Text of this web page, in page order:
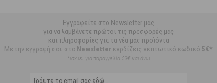
Εγγραφείτε στο Newsletter μας
για να λαμβάνετε πρώτοι τις προσφορές μας
και πληροφορίες για τα νέα μας προϊόντα
Με την εγγραφή σου στο Newsletter κερδίζεις εκπτωτικό κωδικό 5€*
*ισχύει για παραγγελία 59€ και άνω